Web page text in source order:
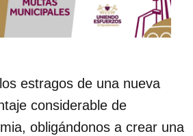
estragos de una nueva
considerable de
obligándonos a crear una